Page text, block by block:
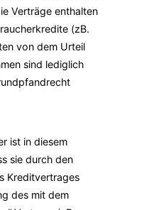
Verträge enthalten
(zB.
von dem Urteil
sind lediglich
ist in diesem
sie durch den
Kreditvertrages
des mit dem